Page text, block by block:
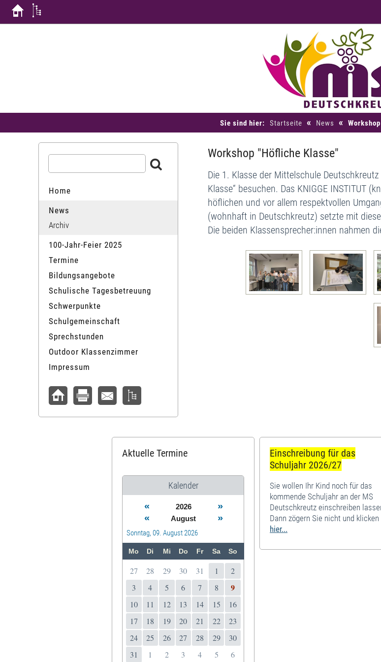
Sie sind hier: Startseite « News «
Workshop "Höfliche Klasse"
Die 1. Klasse der Mittelschule
Klasse“ besuchen. Das KNIGGE INSTITUT (
höflichen und vor allem respektvollen
(wohnhaft in Deutschkreutz) setzte mit
Die beiden Klassensprecher:innen nahmen
Home
News
Archiv
100-Jahr-Feier 2025
Termine
Bildungsangebote
Schulische Tagesbetreuung
Schwerpunkte
Schulgemeinschaft
Sprechstunden
Outdoor Klassenzimmer
Impressum
Aktuelle Termine
Kalender
« 2026
»
«
August »
Sonntag, 09. August 2026
Mo Di Mi Do Fr Sa So
27 28 29 30 31 1
2
3
4 5 6 7 8 9
10 11 12 13 14 15
16
17
18 19 20 21 22
23
24
25 26 27 28 29
30
31
1 2 3 4 5 6
Einschreibung für das
Schuljahr 2026/27
Sie wollen Ihr Kind noch für das
kommende Schuljahr an der MS
Deutschkreutz einschreiben
Dann zögern Sie nicht und klicken
hier...